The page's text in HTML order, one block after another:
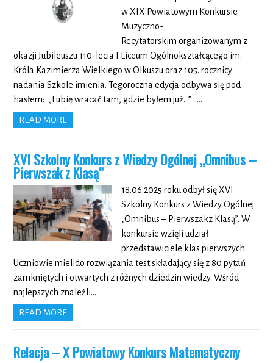
w XIX Powiatowym Konkursie
Muzyczno-
Recytatorskim organizowanym z
okazji Jubileuszu 110-lecia I Liceum Ogólnokształcącego im.
Króla Kazimierza Wielkiego w Olkuszu oraz 105. rocznicy
nadania Szkole imienia. Tegoroczna edycja odbywa się pod
hasłem: „Lubię wracać tam, gdzie byłem już…” …
READ MORE
XVI Szkolny Konkurs z Wiedzy Ogólnej „Omnibus –
Pierwszak z Klasą”
18.06.2025 roku odbył się XVI
Szkolny Konkurs z Wiedzy Ogólnej
„Omnibus – Pierwszakz Klasą”. W
konkursie wzięli udział
przedstawiciele klas pierwszych.
Uczniowie mielido rozwiązania test składający się z 80 pytań
zamkniętych i otwartych z różnych dziedzin wiedzy. Wśród
najlepszych znaleźli…
READ MORE
Relacja – X Powiatowy Konkurs Matematyczny